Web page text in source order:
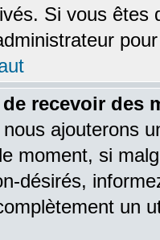
Si vous êtes
recevoir des
ajouterons
moment, si
désirés,
un